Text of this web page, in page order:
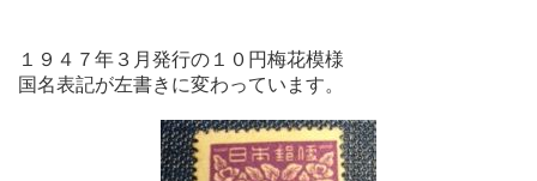
１９４７年３月発行の１０円梅花模様
国名表記が左書きに変わっています。